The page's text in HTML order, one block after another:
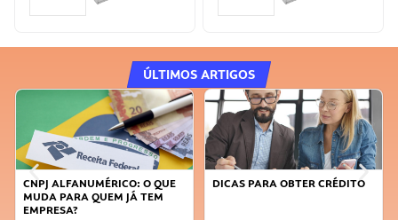
ÚLTIMOS ARTIGOS
DICAS PARA OBTER CRÉDITO
FAÇA A DIFERENÇA: SEJA